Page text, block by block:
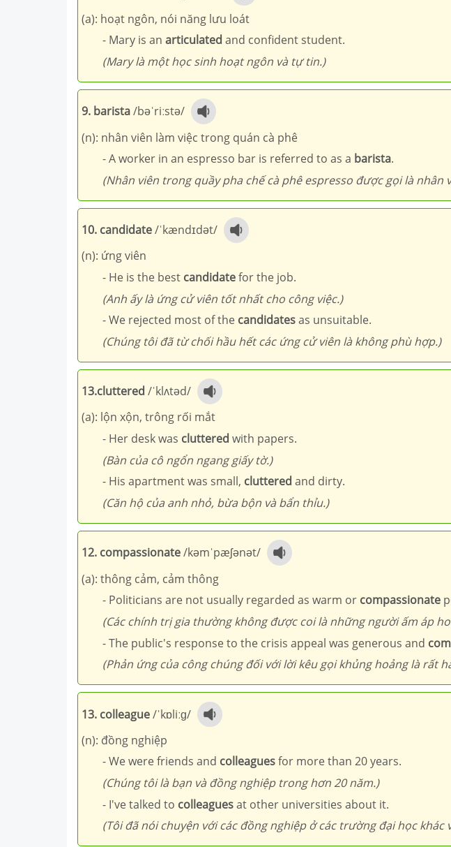
(a): hoạt ngôn, nói năng lưu loát
- Mary is an articulated and confident student.
(Mary là một học sinh hoạt ngôn và tự tin.)
9. barista/bəˈriːstə/
(n): nhân viên làm việc trong quán cà phê
- A worker in an espresso bar is referred to as a barista.
(Nhân viên trong quầy pha chế cà phê espresso được gọi là nhân
10. candidate/ˈkændɪdət/
(n): ứng viên
- He is the best candidatefor the job.
(Anh ấy là ứng cử viên tốt nhất cho công việc.)
- We rejected most of the candidatesas unsuitable.
(Chúng tôi đã từ chối hầu hết các ứng cử viên là không phù hợp.)
13.cluttered /ˈklʌtəd/
(a): lộn xộn, trông rối mắt
- Her desk was cluttered with papers.
(Bàn của cô ngổn ngang giấy tờ.)
- His apartment was small, cluttered and dirty.
(Căn hộ của anh nhỏ, bừa bộn và bẩn thỉu.)
12. compassionate/kəmˈpæʃənət/
(a): thông cảm, cảm thông
- Politicians are not usually regarded as warm or compassionate
(Các chính trị gia thường không được coi là những người ấm áp
- The public's response to the crisis appeal was generous and
(Phản ứng của công chúng đối với lời kêu gọi khủng hoảng là rất
13. colleague/ˈkɒliːɡ/
(n): đồng nghiệp
- We were friends and colleaguesfor more than 20 years.
(Chúng tôi là bạn và đồng nghiệp trong hơn 20 năm.)
- I've talked to colleaguesat other universities about it.
(Tôi đã nói chuyện với các đồng nghiệp ở các trường đại học khác